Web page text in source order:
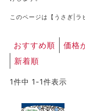
ACCOUNT MENU
ログイン
このページは【うさぎ|ラ
おすすめ順 価格
新着順
1件中 1 -1件表示